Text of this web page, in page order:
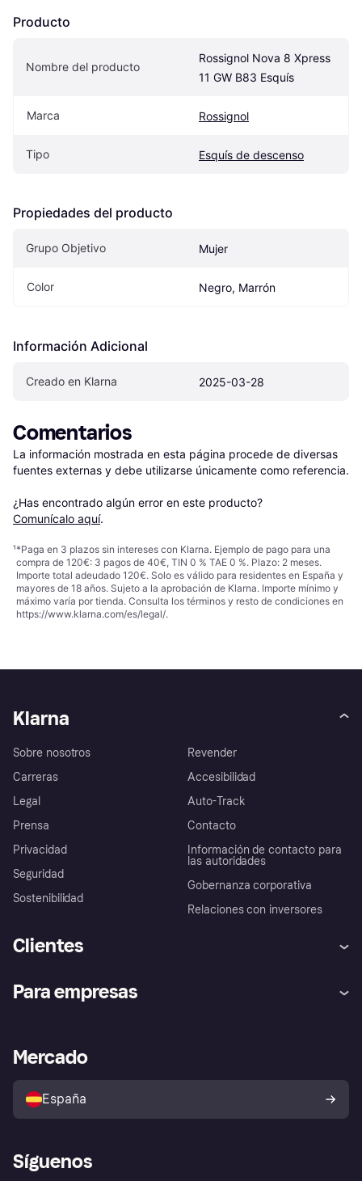
Producto
Nombre del producto
Rossignol Nova 8 Xpress
11 GW B83 Esquís
Marca Rossignol
Tipo Esquís de descenso
Propiedades del producto
Grupo Objetivo Mujer
Color Negro, Marrón
Información Adicional
Creado en Klarna 2025-03-28
Comentarios
La información mostrada en esta página procede de diversas
fuentes externas y debe utilizarse únicamente como referencia.
¿Has encontrado algún error en este producto?
Comunícalo aquí.
¹*Paga en 3 plazos sin intereses con Klarna. Ejemplo de pago para una
compra de 120€: 3 pagos de 40€, TIN 0 % TAE 0 %. Plazo: 2 meses.
Importe total adeudado 120€. Solo es válido para residentes en España y
mayores de 18 años. Sujeto a la aprobación de Klarna. Importe mínimo y
máximo varía por tienda. Consulta los términos y resto de condiciones en
https://www.klarna.com/es/legal/.
Klarna
Sobre nosotros
Carreras
Legal
Prensa
Privacidad
Seguridad
Sostenibilidad
Revender
Accesibilidad
Auto-Track
Contacto
Información de contacto para
las autoridades
Gobernanza corporativa
Relaciones con inversores
Clientes
Inicio de sesión
Directorio de tiendas
Política de protección al
comprador de Klarna
Reclamaciones
Para empresas
Acceso empresas
Mercado
España
Síguenos